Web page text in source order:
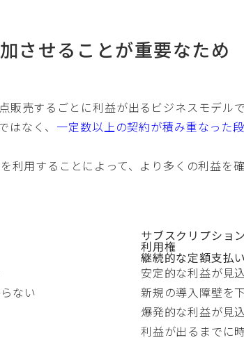
させることが重要なため
売するごとに利益が出るビジネスモデル
なく、 一定数以上の契約が積み重なった
利用することによって、より多くの利益を
サブスクリプショ
利用権
継続的な定額支払い
ない
安定的な利益が見
新規の導入障壁を
爆発的な利益が見
利益が出るまでに